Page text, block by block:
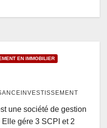
EN IMMOBILIER
une société de gestion
gére 3 SCPI et 2